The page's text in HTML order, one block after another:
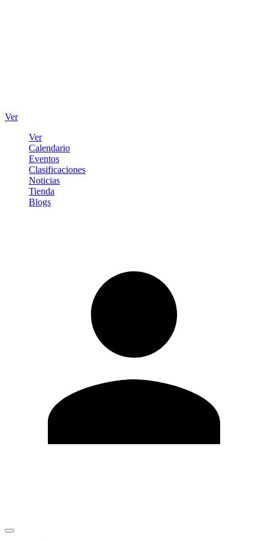
Ver
Ver
Calendario
Eventos
Clasificaciones
Noticias
Tienda
Blogs